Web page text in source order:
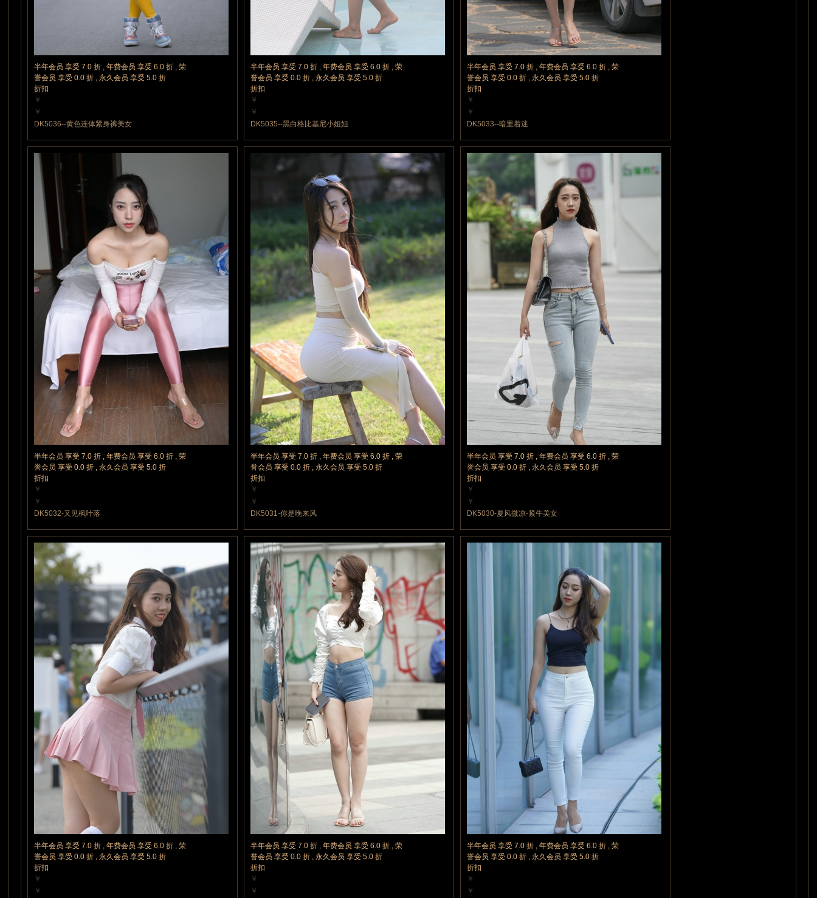
半年会员 享受 7.0 折 , 年费会员 享受 6.0 折 , 荣
誉会员 享受 0.0 折 , 永久会员 享受 5.0 折
折扣
￥
10 魔力值
￥
10 魔力值
DK5036--黄色连体紧身裤美女
半年会员 享受 7.0 折 , 年费会员 享受 6.0 折 , 荣
誉会员 享受 0.0 折 , 永久会员 享受 5.0 折
折扣
￥
20 魔力值
￥
20 魔力值
DK5035--黑白格比基尼小姐姐
半年会员 享受 7.0 折 , 年费会员 享受 6.0 折 , 荣
誉会员 享受 0.0 折 , 永久会员 享受 5.0 折
折扣
￥
10 魔力值
￥
10 魔力值
DK5033--暗里着迷
半年会员 享受 7.0 折 , 年费会员 享受 6.0 折 , 荣
誉会员 享受 0.0 折 , 永久会员 享受 5.0 折
折扣
￥
15 魔力值
￥
15 魔力值
DK5032-又见枫叶落
半年会员 享受 7.0 折 , 年费会员 享受 6.0 折 , 荣
誉会员 享受 0.0 折 , 永久会员 享受 5.0 折
折扣
￥
10 魔力值
￥
10 魔力值
DK5031-你是晚来风
半年会员 享受 7.0 折 , 年费会员 享受 6.0 折 , 荣
誉会员 享受 0.0 折 , 永久会员 享受 5.0 折
折扣
￥
10 魔力值
￥
10 魔力值
DK5030-夏风微凉-紧牛美女
半年会员 享受 7.0 折 , 年费会员 享受 6.0 折 , 荣
誉会员 享受 0.0 折 , 永久会员 享受 5.0 折
折扣
￥
10 魔力值
￥
半年会员 享受 7.0 折 , 年费会员 享受 6.0 折 , 荣
誉会员 享受 0.0 折 , 永久会员 享受 5.0 折
折扣
￥
10 魔力值
￥
半年会员 享受 7.0 折 , 年费会员 享受 6.0 折 , 荣
誉会员 享受 0.0 折 , 永久会员 享受 5.0 折
折扣
￥
10 魔力值
￥